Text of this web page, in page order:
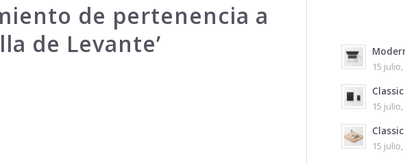
de pertenencia a
de Levante’
15
15
15